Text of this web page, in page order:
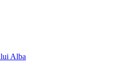
Alba